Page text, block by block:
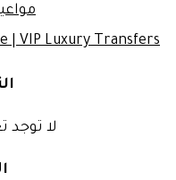
| VIP Luxury Transfers
لا